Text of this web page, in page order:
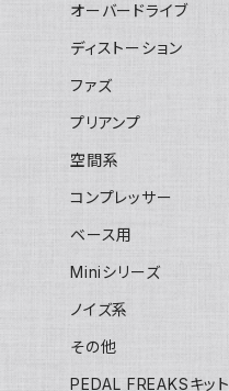
オーバードライブ
ディストーション
ファズ
プリアンプ
空間系
コンプレッサー
ベース用
Miniシリーズ
ノイズ系
その他
PEDAL FREAKSキット